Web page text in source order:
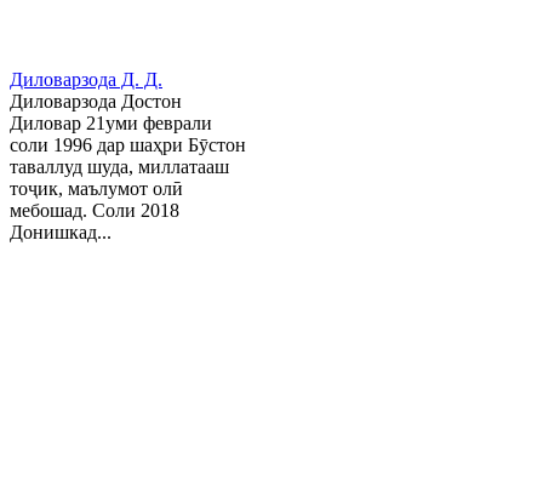
Диловарзода Д. Д.
Диловарзода Достон
Диловар 21уми феврали
соли 1996 дар шаҳри Бӯстон
таваллуд шуда, миллатааш
тоҷик, маълумот олӣ
мебошад. Соли 2018
Донишкад...